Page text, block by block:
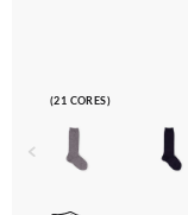
(21 CORES)